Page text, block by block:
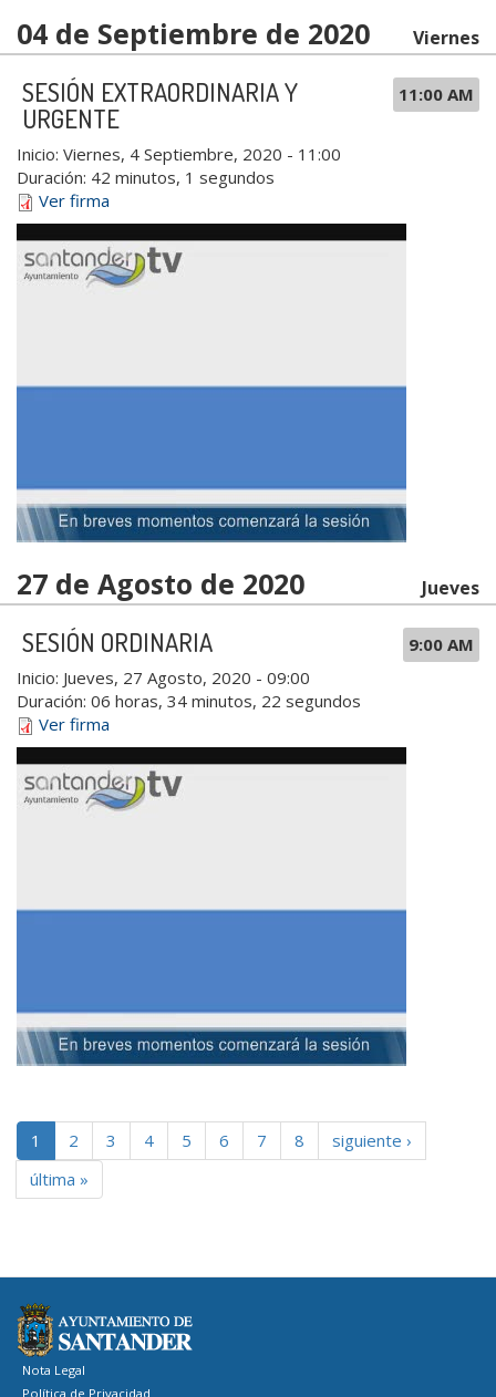
04 de Septiembre de 2020 Viernes
11:00 AM
SESIÓN EXTRAORDINARIA Y
URGENTE
Inicio: Viernes, 4 Septiembre, 2020 - 11:00
Duración: 42 minutos, 1 segundos
Ver firma
27 de Agosto de 2020 Jueves
9:00 AM
SESIÓN ORDINARIA
Inicio: Jueves, 27 Agosto, 2020 - 09:00
Duración: 06 horas, 34 minutos, 22 segundos
Ver firma
1 2 3 4 5 6 7 8
siguiente ›
última »
Nota Legal
Política de Privacidad